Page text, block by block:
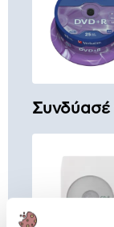
Συνδύασέ